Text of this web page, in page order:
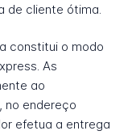
de cliente ótima.
constitui o modo
As
ao
no endereço
efetua a entrega